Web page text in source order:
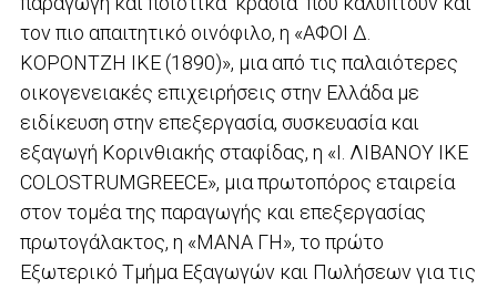
τον πιο απαιτητικό οινόφιλο, η «ΑΦΟΙ Δ.
ΚΟΡΟΝΤΖΗ ΙΚΕ (1890)», μια από τις παλαιότερες
οικογενειακές επιχειρήσεις στην Ελλάδα με
ειδίκευση στην επεξεργασία, συσκευασία και
εξαγωγή Κορινθιακής σταφίδας, η «Ι. ΛΙΒΑΝΟΥ ΙΚΕ
COLOSTRUMGREECE», μια πρωτοπόρος εταιρεία
στον τομέα της παραγωγής και επεξεργασίας
πρωτογάλακτος, η «ΜΑΝΑ ΓΗ», το πρώτο
Εξωτερικό Τμήμα Εξαγωγών και Πωλήσεων για τις